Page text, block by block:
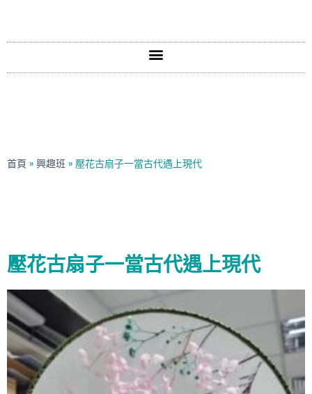
首頁 » 興趣班 » 壓花古扇子一當古代遇上現代
壓花古扇子一當古代遇上現代